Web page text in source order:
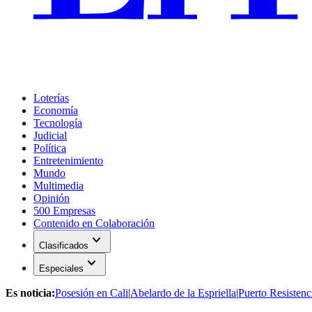
Loterías
Economía
Tecnología
Judicial
Política
Entretenimiento
Mundo
Multimedia
Opinión
500 Empresas
Contenido en Colaboración
Clasificados expand_more
Especiales expand_more
Es noticia:Posesión en Cali|Abelardo de la Espriella|Puerto